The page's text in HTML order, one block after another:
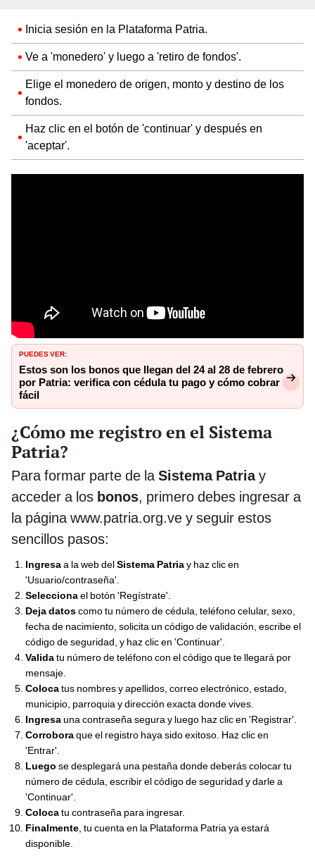
Inicia sesión en la Plataforma Patria.
Ve a 'monedero' y luego a 'retiro de fondos'.
Elige el monedero de origen, monto y destino de los
fondos.
Haz clic en el botón de 'continuar' y después en
'aceptar'.
PUEDES VER:
Estos son los bonos que llegan del 24 al 28 de febrero
por Patria: verifica con cédula tu pago y cómo cobrar
fácil
¿Cómo me registro en el Sistema
Patria?
Para formar parte de laSistema Patriay
acceder a los bonos, primero debes ingresar a
la página www.patria.org.ve y seguir estos
sencillos pasos:
Ingresaa la web delSistema Patriay haz clic en
'Usuario/contraseña'.
Seleccionael botón 'Regístrate'.
Deja datoscomo tu número de cédula, teléfono celular, sexo,
fecha de nacimiento, solicita un código de validación, escribe el
código de seguridad, y haz clic en 'Continuar'.
Validatu número de teléfono con el código que te llegará por
mensaje.
Colocatus nombres y apellidos, correo electrónico, estado,
municipio, parroquia y dirección exacta donde vives.
Ingresauna contraseña segura y luego haz clic en 'Registrar'.
Corroboraque el registro haya sido exitoso. Haz clic en
'Entrar'.
Luego se desplegará una pestaña donde deberás colocar tu
número de cédula, escribir el código de seguridad y darle a
'Continuar'.
Colocatu contraseña para ingresar.
Finalmente, tu cuenta en la Plataforma Patria ya estará
disponible.